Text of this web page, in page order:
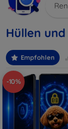
Hüllen
Empfohlen
-10%